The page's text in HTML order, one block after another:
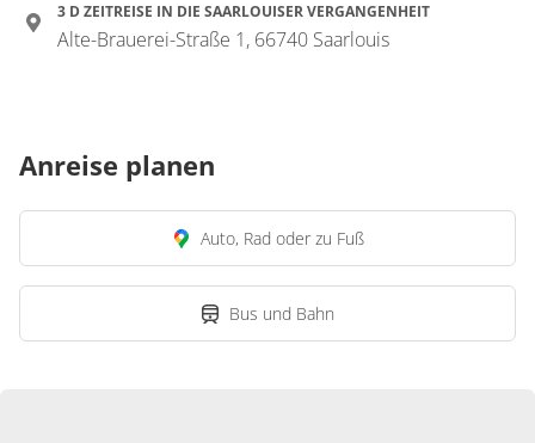
3 D ZEITREISE IN DIE SAARLOUISER VERGANGENHEIT
Alte-Brauerei-Straße 1, 66740 Saarlouis
Anreise planen
Auto, Rad oder zu Fuß
Bus und Bahn